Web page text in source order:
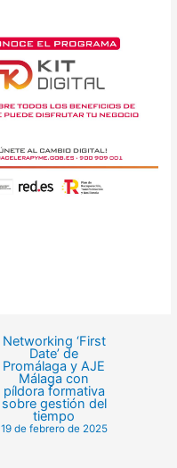
Networking ‘First
Date’ de
Promálaga y AJE
Málaga con
píldora formativa
sobre gestión del
tiempo
19 de febrero de 2025